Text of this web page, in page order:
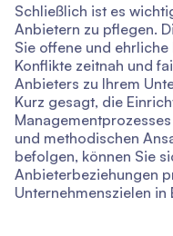
Schließlich ist es
Anbietern zu pflegen.
Sie offene und
Konflikte zeitnah und
Anbieters zu Ihrem
Kurz gesagt, die
und methodischen
befolgen, können Sie
Anbieterbeziehungen
Unternehmenszielen in